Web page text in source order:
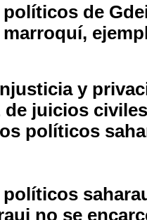
de
y
de juicios
políticos
no se